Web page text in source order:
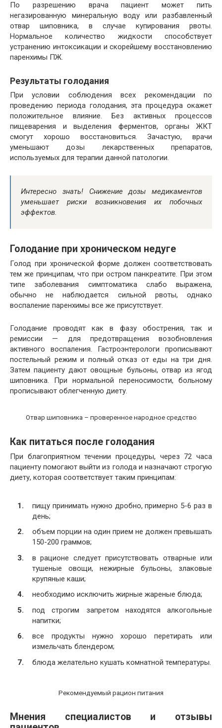
По разрешению врача пациент может пить
негазированную минеральную воду или разбавленный
отвар шиповника, в случае купирования рвоты.
Нормальное количество жидкости способствует
устранению интоксикации и скорейшему восстановлению
паренхимы ПЖ.
Результаты голодания
При условии соблюдения всех рекомендации по
проведению периода голодания, эта процедура окажет
положительное влияние. Без активных процессов
пищеварения и выделения ферментов, органы ЖКТ
смогут хорошо восстановиться. Зачастую, врачи
уменьшают дозы лекарственных препаратов,
используемых для терапии данной патологии.
Интересно знать! Снижение дозы медикаментов
уменьшает риски возникновения их побочных
эффектов.
Голодание при хроническом недуге
Голод при хронической форме должен соответствовать
тем же принципам, что при остром панкреатите. При этом
типе заболевания симптоматика слабо выражена,
обычно не наблюдается сильной рвоты, однако
воспаление паренхимы все же присутствует.
Голодание проводят как в фазу обострения, так и
ремиссии — для предотвращения возобновления
активного воспаления. Гастроэнтерологи прописывают
постельный режим и полный отказ от еды на три дня.
Затем пациенту дают овощные бульоны, отвар из ягод
шиповника. При нормальной переносимости, больному
прописывают облегченную диету.
Отвар шиповника – проверенное народное средство
Как питаться после голодания
При благоприятном течении процедуры, через 72 часа
пациенту помогают выйти из голода и назначают строгую
диету, которая соответствует таким принципам:
пищу принимать нужно дробно, примерно 5-6 раз в
день;
объем порции на один прием не должен превышать
150-200 граммов;
в рационе следует присутствовать отварные или
тушеные овощи, нежирные бульоны, злаковые
крупяные каши;
необходимо исключить жирные жареные блюда;
под строгим запретом находятся алкогольные
напитки;
все продукты нужно хорошо перетирать или
измельчать блендером;
блюда желательно кушать комнатной температуры.
Рекомендуемый рацион питания
Мнения специалистов и отзывы